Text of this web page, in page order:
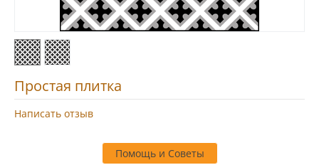
Простая плитка
Написать отзыв
Помощь и Советы